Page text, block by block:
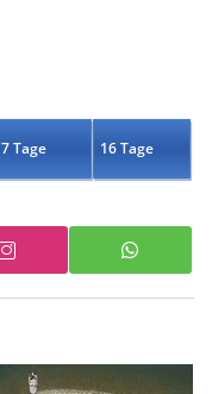
7 Tage 16 Tage